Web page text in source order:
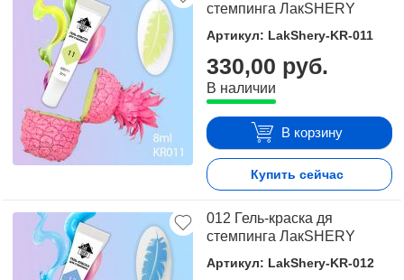
стемпинга ЛакSHERY
Артикул: LakShery-KR-011
330,00 руб.
В наличии
В корзину
Купить сейчас
012 Гель-краска дя
стемпинга ЛакSHERY
Артикул: LakShery-KR-012